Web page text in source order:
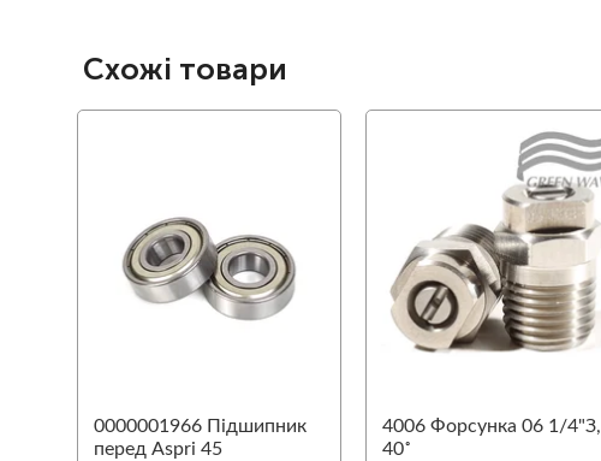
Схожі товари
0000001966 Підшипник
перед Aspri 45
4006 Форсунка 06 1/4"З,
40˚